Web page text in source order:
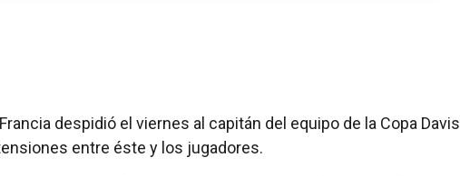
despidió el viernes al capitán del equipo de la Copa Davis
entre éste y los jugadores.